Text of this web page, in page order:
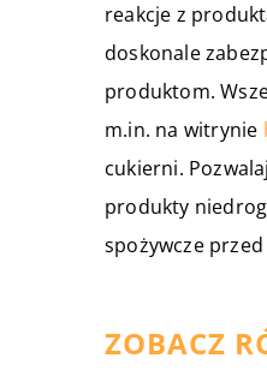
reakcje z
doskonale
produktom.
m.in. na witrynie
cukierni.
produkty
spożywcze
ZOBACZ